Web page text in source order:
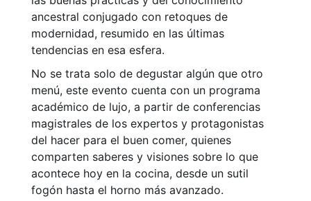
ancestral conjugado con retoques de
modernidad, resumido en las últimas
tendencias en esa esfera.
No se trata solo de degustar algún que otro
menú, este evento cuenta con un programa
académico de lujo, a partir de conferencias
magistrales de los expertos y protagonistas
del hacer para el buen comer, quienes
comparten saberes y visiones sobre lo que
acontece hoy en la cocina, desde un sutil
fogón hasta el horno más avanzado.